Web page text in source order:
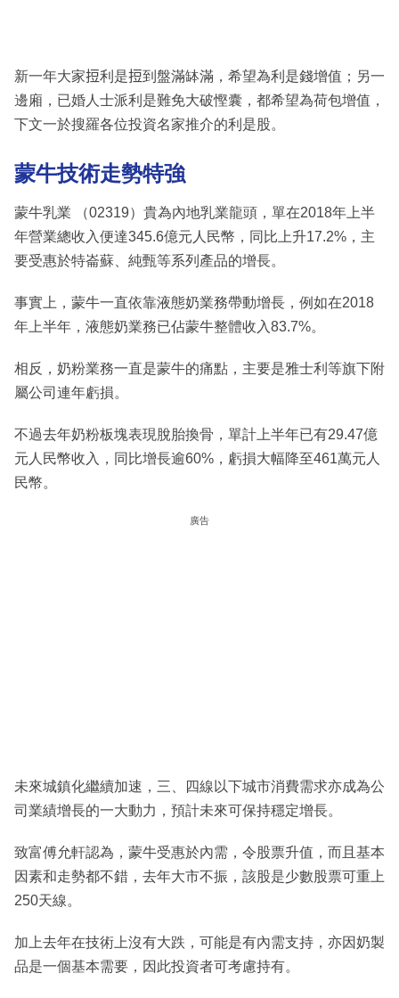
新一年大家𢭃利是𢭃到盤滿缽滿，希望為利是錢增值；另一
邊廂，已婚人士派利是難免大破慳囊，都希望為荷包增值，
下文一於搜羅各位投資名家推介的利是股。
蒙牛技術走勢特強
蒙牛乳業 （02319）貴為內地乳業龍頭，單在2018年上半
年營業總收入便達345.6億元人民幣，同比上升17.2%，主
要受惠於特崙蘇、純甄等系列產品的增長。
事實上，蒙牛一直依靠液態奶業務帶動增長，例如在2018
年上半年，液態奶業務已佔蒙牛整體收入83.7%。
相反，奶粉業務一直是蒙牛的痛點，主要是雅士利等旗下附
屬公司連年虧損。
不過去年奶粉板塊表現脫胎換骨，單計上半年已有29.47億
元人民幣收入，同比增長逾60%，虧損大幅降至461萬元人
民幣。
廣告
未來城鎮化繼續加速，三、四線以下城市消費需求亦成為公
司業績增長的一大動力，預計未來可保持穩定增長。
致富傅允軒認為，蒙牛受惠於內需，令股票升值，而且基本
因素和走勢都不錯，去年大市不振，該股是少數股票可重上
250天線。
加上去年在技術上沒有大跌，可能是有內需支持，亦因奶製
品是一個基本需要，因此投資者可考慮持有。